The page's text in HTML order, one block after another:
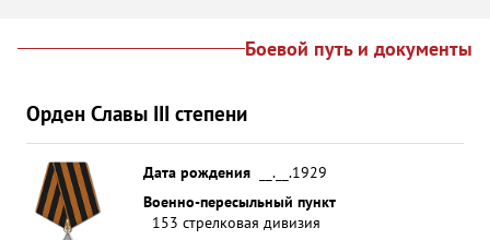
Боевой путь и документы
Орден Славы III степени
Дата рождения
__.__.1929
Военно-пересыльный пункт
153 стрелковая дивизия